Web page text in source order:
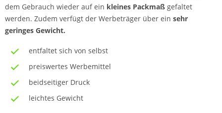
dem Gebrauch wieder auf ein kleines Packmaß gefaltet
werden. Zudem verfügt der Werbeträger über ein sehr
geringes Gewicht.
entfaltet sich von selbst
preiswertes Werbemittel
beidseitiger Druck
leichtes Gewicht